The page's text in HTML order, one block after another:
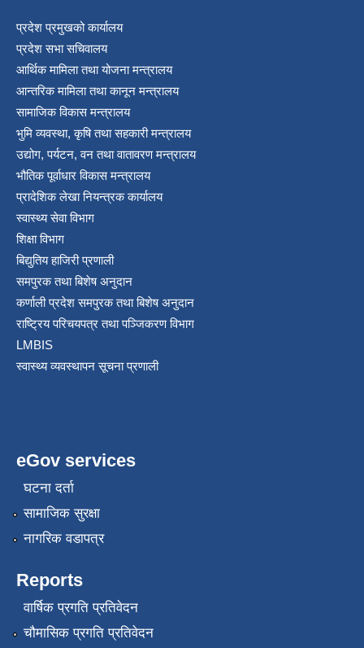
प्रदेश प्रमुखको कार्यालय
प्रदेश सभा सचिवालय
आर्थिक मामिला तथा योजना मन्त्रालय
आन्तरिक मामिला तथा कानून मन्त्रालय
सामाजिक विकास मन्त्रालय
भुमि व्यवस्था, कृषि तथा सहकारी मन्त्रालय
उद्योग, पर्यटन, वन तथा वातावरण मन्त्रालय
भौतिक पूर्वाधार विकास मन्त्रालय
प्रादेशिक लेखा नियन्त्रक कार्यालय
स्वास्थ्य सेवा विभाग
शिक्षा विभाग
बिद्युतिय हाजिरी प्रणाली
समपुरक तथा बिशेष अनुदान
कर्णाली प्रदेश समपुरक तथा बिशेष अनुदान
राष्ट्रिय परिचयपत्र तथा पञ्जिकरण विभाग
LMBIS
स्वास्थ्य व्यवस्थापन सूचना प्रणाली
eGov services
घटना दर्ता
सामाजिक सुरक्षा
नागरिक वडापत्र
Reports
वार्षिक प्रगति प्रतिवेदन
चौमासिक प्रगति प्रतिवेदन